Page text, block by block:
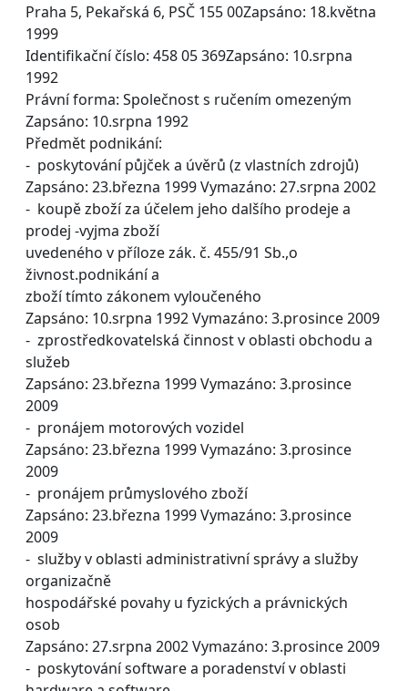
Praha 5, Pekařská 6, PSČ 155 00Zapsáno: 18.května
1999
Identifikační číslo: 458 05 369Zapsáno: 10.srpna
1992
Právní forma: Společnost s ručením omezeným
Zapsáno: 10.srpna 1992
Předmět podnikání:
- poskytování půjček a úvěrů (z vlastních zdrojů)
Zapsáno: 23.března 1999 Vymazáno: 27.srpna 2002
- koupě zboží za účelem jeho dalšího prodeje a
prodej -vyjma zboží
uvedeného v příloze zák. č. 455/91 Sb.,o
živnost.podnikání a
zboží tímto zákonem vyloučeného
Zapsáno: 10.srpna 1992 Vymazáno: 3.prosince 2009
- zprostředkovatelská činnost v oblasti obchodu a
služeb
Zapsáno: 23.března 1999 Vymazáno: 3.prosince
2009
- pronájem motorových vozidel
Zapsáno: 23.března 1999 Vymazáno: 3.prosince
2009
- pronájem průmyslového zboží
Zapsáno: 23.března 1999 Vymazáno: 3.prosince
2009
- služby v oblasti administrativní správy a služby
organizačně
hospodářské povahy u fyzických a právnických
osob
Zapsáno: 27.srpna 2002 Vymazáno: 3.prosince 2009
- poskytování software a poradenství v oblasti